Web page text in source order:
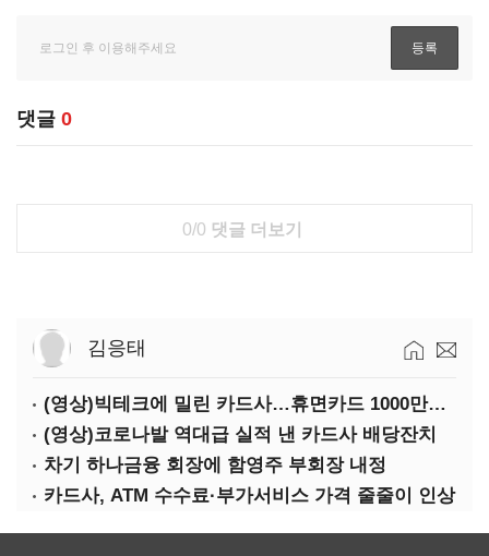
댓글 0
0/0 댓글 더보기
김응태
(영상)빅테크에 밀린 카드사…휴면카드 1000만장 육박
(영상)코로나발 역대급 실적 낸 카드사 배당잔치
차기 하나금융 회장에 함영주 부회장 내정
카드사, ATM 수수료·부가서비스 가격 줄줄이 인상